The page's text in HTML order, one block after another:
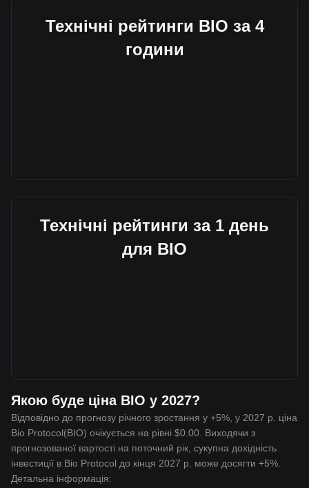
Технічні рейтинги BIO за 4
години
Технічні рейтинги за 1 день
для BIO
Якою буде ціна BIO у 2027?
Відповідно до прогнозу річного зростання у +5%, у 2027 р. ціна
Bio Protocol(BIO) очікується на рівні $0.00. Виходячи з
прогнозованої вартості на поточний рік, сукупна дохідність
інвестиції в Bio Protocol до кінця 2027 р. може досягти +5%.
Детальна інформація: